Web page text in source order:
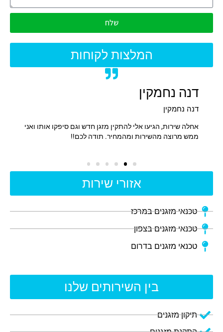
שלח
המלצות לקוחות
דנה נחמקין
דנה נחמקין
אחלה שירות, הגיעו אלי להתקין מזגן חדש וגם סיפקו אותו ואני
ממש מרוצה מהשירות ומהמחיר. תודה לכם!!
אזורי שירות
טכנאי מזגנים במרכז
טכנאי מזגנים בצפון
טכנאי מזגנים בדרום
בין השירותים שלנו
תיקון מזגנים